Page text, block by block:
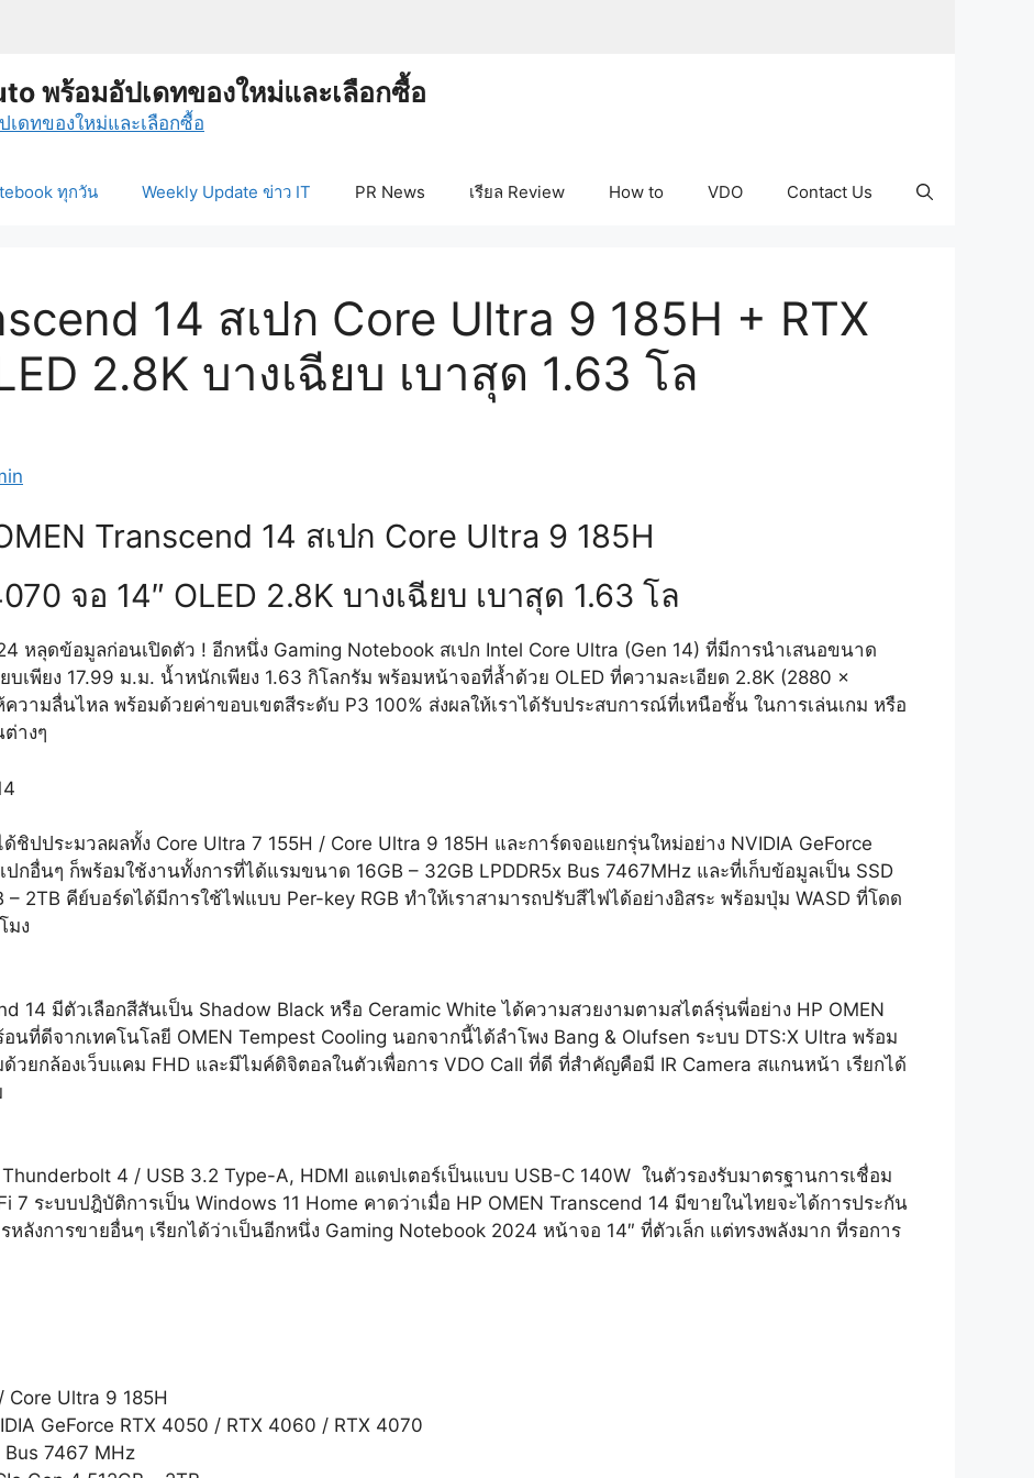
พร้อมอัปเดทของใหม่และเลือกซื้อ
ทุกวัน Weekly Update ข่าว IT PR News เรียล Review How to VDO Contact Us
14 สเปก Core Ultra 9 185H + RTX
2.8K บางเฉียบ เบาสุด 1.63 โล
Transcend 14 สเปก Core Ultra 9 185H
จอ 14″ OLED 2.8K บางเฉียบ เบาสุด 1.63 โล
หลุดข้อมูลก่อนเปิดตัว ! อีกหนึ่ง Gaming Notebook สเปก Intel Core Ultra (Gen 14) ที่มีการนำเสนอขนาด
บเพียง 17.99 ม.ม. น้ำหนักเพียง 1.63 กิโลกรัม พร้อมหน้าจอที่ล้ำด้วย OLED ที่ความละเอียด 2.8K (2880 x
วามลื่นไหล พร้อมด้วยค่าขอบเขตสีระดับ P3 100% ส่งผลให้เราได้รับประสบการณ์ที่เหนือชั้น ในการเล่นเกม หรือ
างๆ
ชิปประมวลผลทั้ง Core Ultra 7 155H / Core Ultra 9 185H และการ์ดจอแยกรุ่นใหม่อย่าง NVIDIA GeForce
กอื่นๆ ก็พร้อมใช้งานทั้งการที่ได้แรมขนาด 16GB – 32GB LPDDR5x Bus 7467MHz และที่เก็บข้อมูลเป็น SSD
– 2TB คีย์บอร์ดได้มีการใช้ไฟแบบ Per-key RGB ทำให้เราสามารถปรับสีไฟได้อย่างอิสระ พร้อมปุ่ม WASD ที่โดด
มง
14 มีตัวเลือกสีสันเป็น Shadow Black​ หรือ Ceramic White ได้ความสวยงามตามสไตล์รุ่นพี่อย่าง HP OMEN
นที่ดีจากเทคโนโลยี OMEN Tempest Cooling นอกจากนี้ได้ลำโพง Bang & Olufsen ระบบ DTS:X Ultra พร้อม
วยกล้องเว็บแคม FHD และมีไมค์ดิจิตอลในตัวเพื่อการ VDO Call ที่ดี ที่สำคัญคือมี IR Camera สแกนหน้า เรียกได้
4 / USB 3.2 Type-A, HDMI อแดปเตอร์เป็นแบบ USB-C 140W ในตัวรองรับมาตรฐานการเชื่อม
7 ระบบปฎิบัติการเป็น Windows 11 Home คาดว่าเมื่อ HP OMEN Transcend 14 มีขายในไทยจะได้การประกัน
ลังการขายอื่นๆ เรียกได้ว่าเป็นอีกหนึ่ง Gaming Notebook 2024 หน้าจอ 14″ ที่ตัวเล็ก แต่ทรงพลังมาก ที่รอการ
Core Ultra 9 185H
GeForce RTX 4050 / RTX 4060 / RTX 4070
Bus 7467 MHz